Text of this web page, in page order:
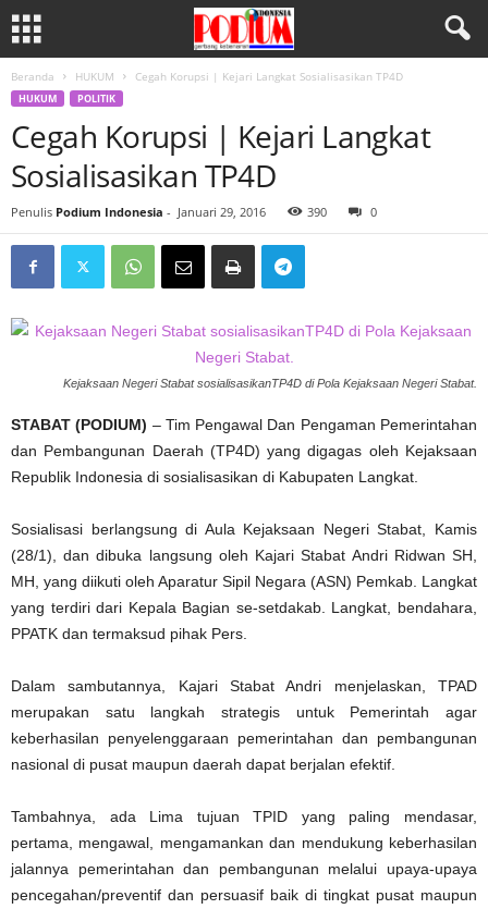
Beranda HUKUM Cegah Korupsi | Kejari Langkat Sosialisasikan TP4D
HUKUM POLITIK
Cegah Korupsi | Kejari Langkat
Sosialisasikan TP4D
Penulis Podium Indonesia - Januari 29, 2016 390 0
Kejaksaan Negeri Stabat sosialisasikanTP4D di Pola Kejaksaan Negeri Stabat.
STABAT (PODIUM) – Tim Pengawal Dan Pengaman Pemerintahan
dan Pembangunan Daerah (TP4D) yang digagas oleh Kejaksaan
Republik Indonesia di sosialisasikan di Kabupaten Langkat.
Sosialisasi berlangsung di Aula Kejaksaan Negeri Stabat, Kamis
(28/1), dan dibuka langsung oleh Kajari Stabat Andri Ridwan SH,
MH, yang diikuti oleh Aparatur Sipil Negara (ASN) Pemkab. Langkat
yang terdiri dari Kepala Bagian se-setdakab. Langkat, bendahara,
PPATK dan termaksud pihak Pers.
Dalam sambutannya, Kajari Stabat Andri menjelaskan, TPAD
merupakan satu langkah strategis untuk Pemerintah agar
keberhasilan penyelenggaraan pemerintahan dan pembangunan
nasional di pusat maupun daerah dapat berjalan efektif.
Tambahnya, ada Lima tujuan TPID yang paling mendasar,
pertama, mengawal, mengamankan dan mendukung keberhasilan
jalannya pemerintahan dan pembangunan melalui upaya-upaya
pencegahan/preventif dan persuasif baik di tingkat pusat maupun